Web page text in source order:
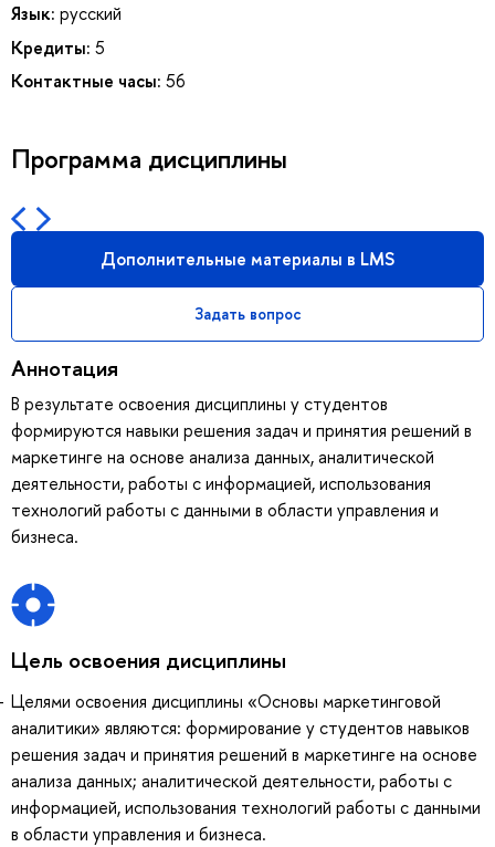
Язык: русский
Кредиты: 5
Контактные часы: 56
Программа дисциплины
Дополнительные материалы в LMS
Задать вопрос
Аннотация
В результате освоения дисциплины у студентов
формируются навыки решения задач и принятия решений в
маркетинге на основе анализа данных, аналитической
деятельности, работы с информацией, использования
технологий работы с данными в области управления и
бизнеса.
Цель освоения дисциплины
Целями освоения дисциплины «Основы маркетинговой
аналитики» являются: формирование у студентов навыков
решения задач и принятия решений в маркетинге на основе
анализа данных; аналитической деятельности, работы с
информацией, использования технологий работы с данными
в области управления и бизнеса.